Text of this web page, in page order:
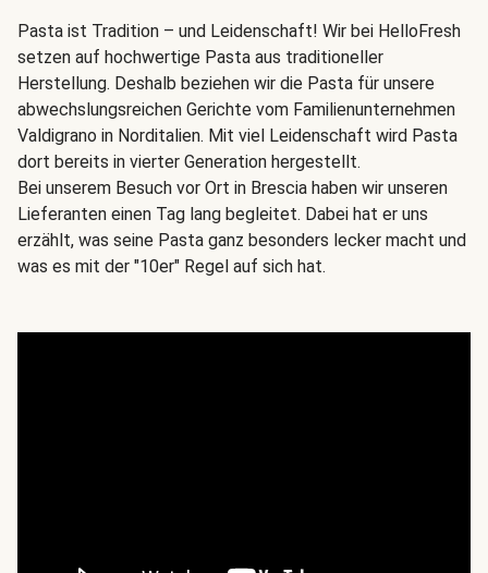
Pasta ist Tradition – und Leidenschaft! Wir bei HelloFresh
setzen auf hochwertige Pasta aus traditioneller
Herstellung. Deshalb beziehen wir die Pasta für unsere
abwechslungsreichen Gerichte vom Familienunternehmen
Valdigrano in Norditalien. Mit viel Leidenschaft wird Pasta
dort bereits in vierter Generation hergestellt.
Bei unserem Besuch vor Ort in Brescia haben wir unseren
Lieferanten einen Tag lang begleitet. Dabei hat er uns
erzählt, was seine Pasta ganz besonders lecker macht und
was es mit der "10er" Regel auf sich hat.